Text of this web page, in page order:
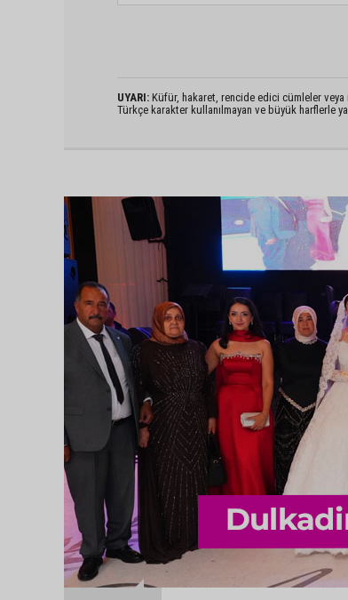
UYARI: Küfür, hakaret, rencide edici cümleler veya
Türkçe karakter kullanılmayan ve büyük harflerle